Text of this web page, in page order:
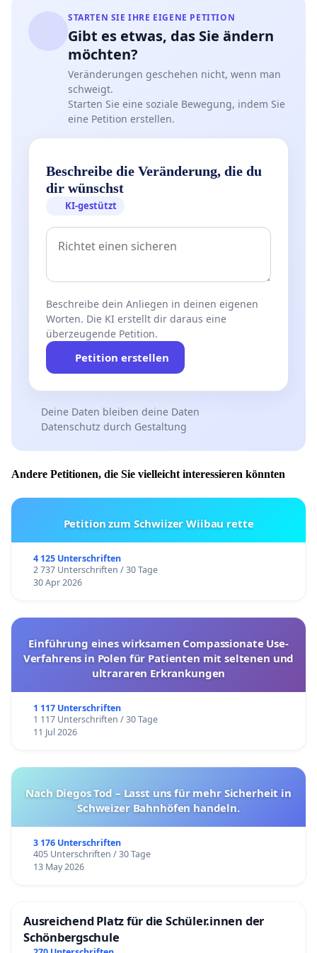
STARTEN SIE IHRE EIGENE PETITION
Gibt es etwas, das Sie ändern
möchten?
Veränderungen geschehen nicht, wenn man
schweigt.
Starten Sie eine soziale Bewegung, indem Sie
eine Petition erstellen.
Beschreibe die Veränderung, die du
dir wünschst
KI-gestützt
Beschreibe dein Anliegen in deinen eigenen
Worten. Die KI erstellt dir daraus eine
überzeugende Petition.
Petition erstellen
Deine Daten bleiben deine Daten
Datenschutz durch Gestaltung
Andere Petitionen, die Sie vielleicht interessieren könnten
Petition zum Schwiizer Wiibau rette
4 125 Unterschriften
2 737 Unterschriften / 30 Tage
30 Apr 2026
Einführung eines wirksamen Compassionate Use-
Verfahrens in Polen für Patienten mit seltenen und
ultrararen Erkrankungen
1 117 Unterschriften
1 117 Unterschriften / 30 Tage
11 Jul 2026
Nach Diegos Tod – Lasst uns für mehr Sicherheit in
Schweizer Bahnhöfen handeln.
3 176 Unterschriften
405 Unterschriften / 30 Tage
13 May 2026
Ausreichend Platz für die Schüler.innen der
Schönbergschule